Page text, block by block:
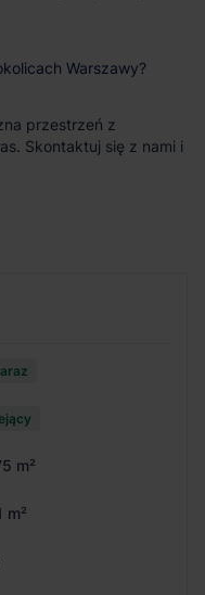
Warszawy?
przestrzeń z
Skontaktuj się z nami i
m²
m²